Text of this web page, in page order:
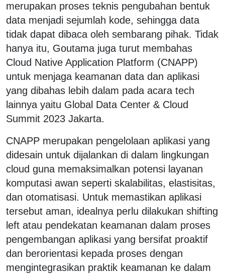
merupakan proses teknis pengubahan bentuk
data menjadi sejumlah kode, sehingga data
tidak dapat dibaca oleh sembarang pihak. Tidak
hanya itu, Goutama juga turut membahas
Cloud Native Application Platform (CNAPP)
untuk menjaga keamanan data dan aplikasi
yang dibahas lebih dalam pada acara tech
lainnya yaitu Global Data Center & Cloud
Summit 2023 Jakarta.
CNAPP merupakan pengelolaan aplikasi yang
didesain untuk dijalankan di dalam lingkungan
cloud guna memaksimalkan potensi layanan
komputasi awan seperti skalabilitas, elastisitas,
dan otomatisasi. Untuk memastikan aplikasi
tersebut aman, idealnya perlu dilakukan shifting
left atau pendekatan keamanan dalam proses
pengembangan aplikasi yang bersifat proaktif
dan berorientasi kepada proses dengan
mengintegrasikan praktik keamanan ke dalam